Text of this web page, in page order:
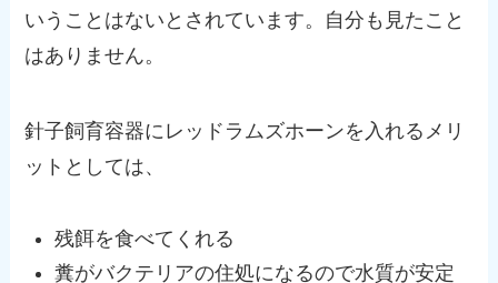
いうことはないとされています。自分も見たこと
はありません。
針子飼育容器にレッドラムズホーンを入れるメリ
ットとしては、
残餌を食べてくれる
糞がバクテリアの住処になるので水質が安定